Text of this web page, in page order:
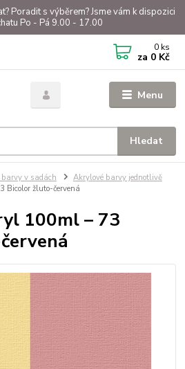
Poradit s výběrem? Jsme vám k dispozici
Po - Pá 9.00 - 17.00
Menu
Hledat
0 ks
za 0 Kč
v sadách
Akrylové barvy jednotlivě
Bicolor žluto-červená
100ml – 73